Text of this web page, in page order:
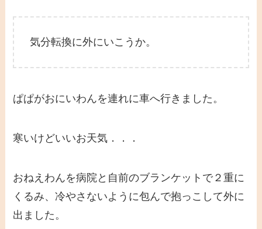
気分転換に外にいこうか。
ぱぱがおにいわんを連れに車へ行きました。
寒いけどいいお天気．．．
おねえわんを病院と自前のブランケットで２重に
くるみ、冷やさないように包んで抱っこして外に
出ました。